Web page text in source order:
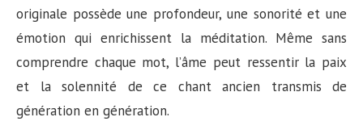
originale possède une profondeur, une sonorité et une
émotion qui enrichissent la méditation. Même sans
comprendre chaque mot, l’âme peut ressentir la paix
et la solennité de ce chant ancien transmis de
génération en génération.